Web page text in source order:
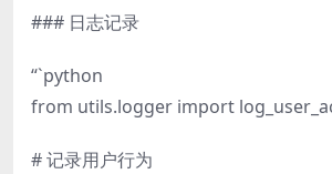
### 日志记录
“`python
from utils.logger import
# 记录用户行为